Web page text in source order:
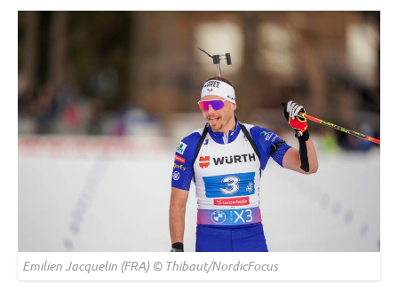
Emilien Jacquelin (FRA) © Thibaut/NordicFocus